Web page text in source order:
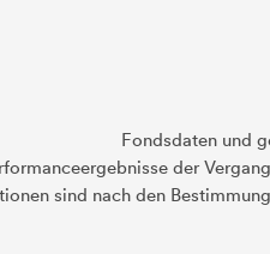
Fondsdaten und
der
sind nach den